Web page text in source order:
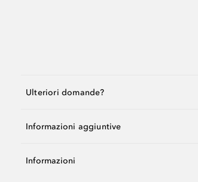
Ulteriori domande?
Informazioni aggiuntive
Informazioni